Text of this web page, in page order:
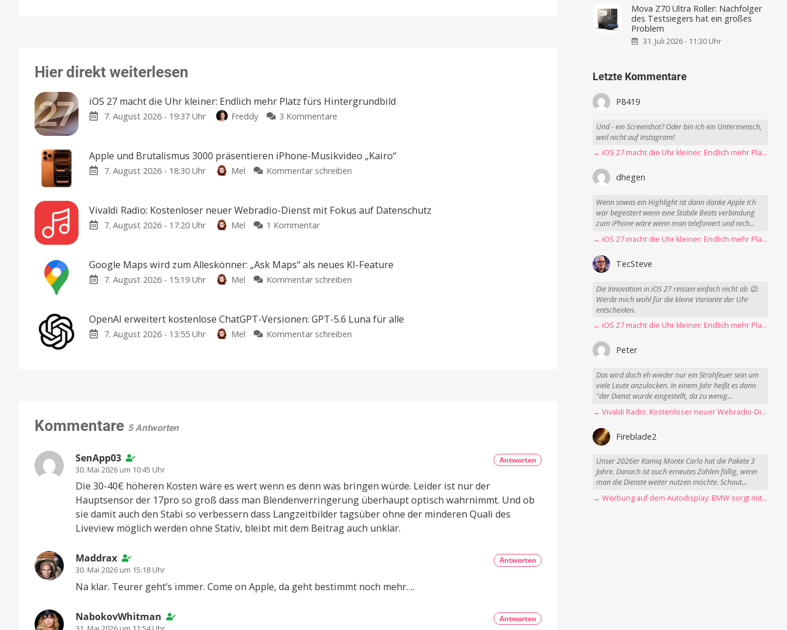
Hier direkt weiterlesen
iOS 27 macht die Uhr kleiner: Endlich mehr Platz fürs Hintergrundbild
7. August 2026 - 19:37 Uhr Freddy 3 Kommentare
macht
die
Uhr
mehr
könnt
die
Apple und Brutalismus 3000 präsentieren iPhone-Musikvideo „Kairo“
7. August 2026 - 18:30 Uhr Mel Kommentar schreiben
Brutalismus
„Kairo“
Max
gedreht
Vivaldi Radio: Kostenloser neuer Webradio-Dienst mit Fokus auf Datenschutz
7. August 2026 - 17:20 Uhr Mel 1 Kommentarzu
Kostenloser
neuer
Webradio-
Fokus
auf
Google Maps wird zum Alleskönner: „Ask Maps“ als neues KI-Feature
7. August 2026 - 15:19 Uhr Mel Kommentar schreiben
wird
OpenAI erweitert kostenlose ChatGPT-Versionen: GPT-5.6 Luna für alle
7. August 2026 - 13:55 Uhr Mel Kommentar schreiben
Text-
Chats
Kommentare 5 Antworten
SenApp03
30. Mai 2026 um 10:45 Uhr
Die 30-40€ höheren Kosten wäre es wert wenn es denn was bringen würde. Leider ist nur der
Hauptsensor der 17pro so groß dass man Blendenverringerung überhaupt optisch wahrnimmt. Und ob
sie damit auch den Stabi so verbessern dass Langzeitbilder tagsüber ohne der minderen Quali des
Liveview möglich werden ohne Stativ, bleibt mit dem Beitrag auch unklar.
Antworten
Maddrax
30. Mai 2026 um 15:18 Uhr
Na klar. Teurer geht’s immer. Come on Apple, da geht bestimmt noch mehr….
Antworten
NabokovWhitman Antworten
Mova Z70 Ultra Roller: Nachfolger
des Testsiegers hat ein großes
Problem
31. Juli 2026 - 11:30 Uhr
Letzte Kommentare
P8419
Und - ein Screenshot? Oder bin ich ein Untermensch,
weil nicht auf Instagram!
→ iOS 27 macht die Uhr kleiner: Endlich mehr Platz fürs Hintergrundbild
dhegen
Wenn sowas ein Highlight ist dann danke Apple Ich
wär begeistert wenn eine Stabile Beats verbindung
zum iPhone wäre wenn man telefoniert und nich...
→ iOS 27 macht die Uhr kleiner: Endlich mehr Platz fürs Hintergrundbild
TecSteve
Die Innovation in iOS 27 reissen einfach nicht ab 😉.
Werde mich wohl für die kleine Variante der Uhr
entscheiden.
→ iOS 27 macht die Uhr kleiner: Endlich mehr Platz fürs Hintergrundbild
Peter
Das wird doch eh wieder nur ein Strohfeuer sein um
viele Leute anzulocken. In einem Jahr heißt es dann
"der Dienst wurde eingestellt, da zu wenig...
→ Vivaldi Radio: Kostenloser neuer Webradio-Dienst mit Fokus auf Datenschutz
Fireblade2
Unser 2026er Kamiq Monte Carlo hat die Pakete 3
Jahre. Danach ist auch erneutes Zahlen fällig, wenn
man die Dienste weiter nutzen möchte. Schaut...
→ Werbung auf dem Autodisplay: BMW sorgt mit Spider-Man-Werbung für scharfe Kritik